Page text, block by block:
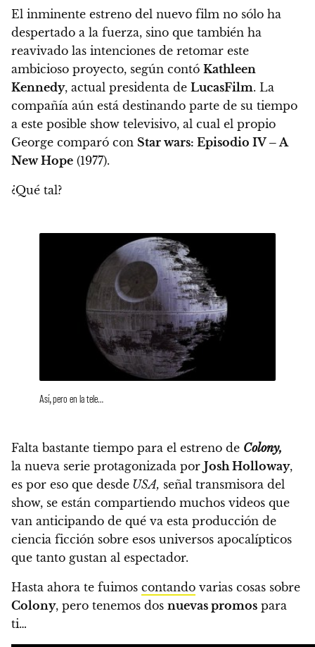
El inminente estreno del nuevo film no sólo ha
despertado a la fuerza, sino que también ha
reavivado las intenciones de retomar este
ambicioso proyecto, según contó Kathleen
Kennedy, actual presidenta de LucasFilm. La
compañía aún está destinando parte de su tiempo
a este posible show televisivo, al cual el propio
George comparó con Star wars: Episodio IV – A
New Hope (1977).
¿Qué tal?
Así, pero en la tele…
Falta bastante tiempo para el estreno de Colony,
la nueva serie protagonizada por Josh Holloway,
es por eso que desde USA, señal transmisora del
show, se están compartiendo muchos videos que
van anticipando de qué va esta producción de
ciencia ficción sobre esos universos apocalípticos
que tanto gustan al espectador.
Hasta ahora te fuimos contando varias cosas sobre
Colony, pero tenemos dos nuevas promos para
ti…